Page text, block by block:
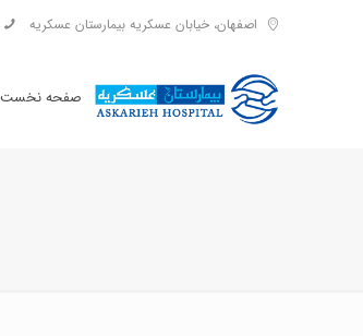
اصفهان، خیابان عسکریه بیمارستان عسکریه
صفحه نخست